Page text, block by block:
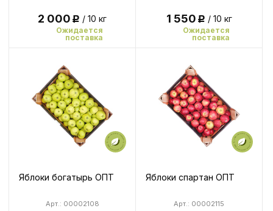
2 000Р / 10 кг
Ожидается
поставка
1 550Р / 10 кг
Ожидается
поставка
Яблоки богатырь ОПТ
Арт.: 00002108
Яблоки спартан ОПТ
Арт.: 00002115